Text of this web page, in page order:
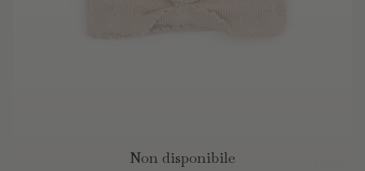
Non disponibile